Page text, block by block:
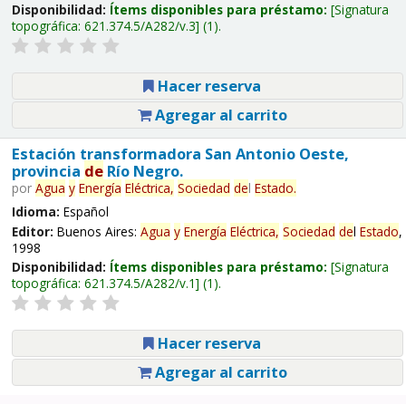
Disponibilidad: Ítems disponibles para préstamo: Signatura
topográfica: 621.374.5/A282/v.3 (1).
Hacer reserva
Agregar al carrito
Estación transformadora San Antonio Oeste,
provincia deRío Negro.
por Agua y Energía Eléctrica, Sociedad del Estado.
Idioma: Español
Editor: Buenos Aires: Agua y Energía Eléctrica, Sociedad del Estado,
1998
Disponibilidad: Ítems disponibles para préstamo: Signatura
topográfica: 621.374.5/A282/v.1 (1).
Hacer reserva
Agregar al carrito